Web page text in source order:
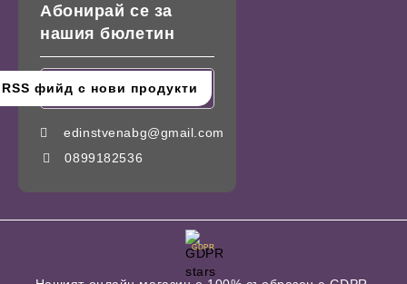
Абонирай се за
нашия бюлетин
edinstvenabg@gmail.com
0899182536
GDPR